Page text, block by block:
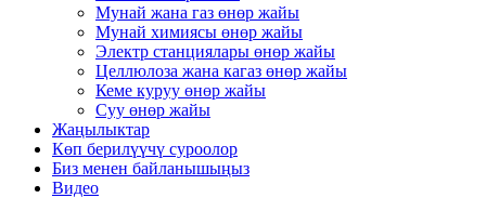
Мунай жана газ өнөр жайы
Мунай химиясы өнөр жайы
Электр станциялары өнөр жайы
Целлюлоза жана кагаз өнөр жайы
Кеме куруу өнөр жайы
Суу өнөр жайы
Жаңылыктар
Көп берилүүчү суроолор
Биз менен байланышыңыз
Видео